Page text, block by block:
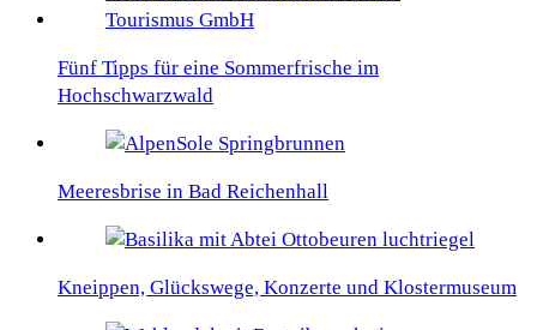
Fünf Tipps für eine Sommerfrische im
Hochschwarzwald
Meeresbrise in Bad Reichenhall
Kneippen, Glückswege, Konzerte und Klostermuseum